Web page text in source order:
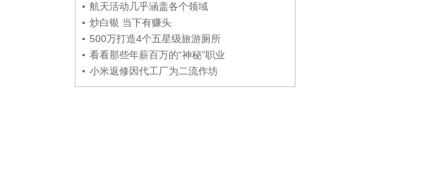
航天活动几乎涵盖各个领域
炒白银 当下有赚头
500万打造4个五星级旅游厕所
看看那些年薪百万的“神秘”职业
小米返修因代工厂为二流作坊